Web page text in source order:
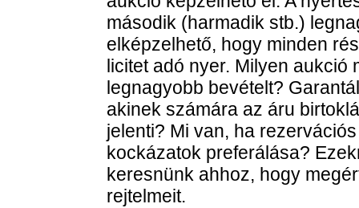
második (harmadik stb.)
elképzelhető, hogy minden
licitet adó nyer. Milyen
legnagyobb bevételt?
akinek számára az áru
jelenti? Mi van, ha
kockázatok preferálása?
keresnünk ahhoz, hogy
rejtelmeit.